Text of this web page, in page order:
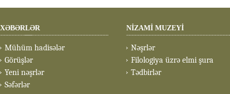
XƏBƏRLƏR
Mühüm hadisələr
Görüşlər
Yeni nəşrlər
Səfərlər
NİZAMİ MUZEYİ
Nəşrlər
Filologiya üzrə elmi şura
Tədbirlər